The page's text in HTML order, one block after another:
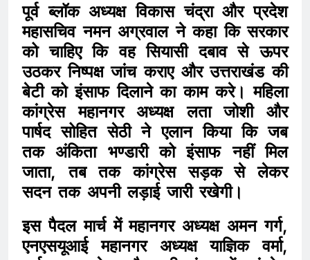
पूर्व ब्लॉक अध्यक्ष विकास चंद्रा और प्रदेश
महासचिव नमन अग्रवाल ने कहा कि सरकार
को चाहिए कि वह सियासी दबाव से ऊपर
उठकर निष्पक्ष जांच कराए और उत्तराखंड की
बेटी को इंसाफ दिलाने का काम करे। महिला
कांग्रेस महानगर अध्यक्ष लता जोशी और
पार्षद सोहित सेठी ने एलान किया कि जब
तक अंकिता भण्डारी को इंसाफ नहीं मिल
जाता, तब तक कांग्रेस सड़क से लेकर
सदन तक अपनी लड़ाई जारी रखेगी।
इस पैदल मार्च में महानगर अध्यक्ष अमन गर्ग,
एनएसयूआई महानगर अध्यक्ष याज्ञिक वर्मा,